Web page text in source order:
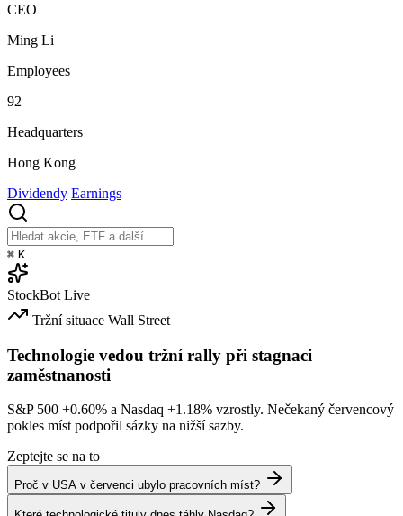
CEO
Ming Li
Employees
92
Headquarters
Hong Kong
Dividendy Earnings
⌘ K
StockBot Live
Tržní situace Wall Street
Technologie vedou tržní rally při stagnaci
zaměstnanosti
S&P 500 +0.60% a Nasdaq +1.18% vzrostly. Nečekaný červencový
pokles míst podpořil sázky na nižší sazby.
Zeptejte se na to
Proč v USA v červenci ubylo pracovních míst?